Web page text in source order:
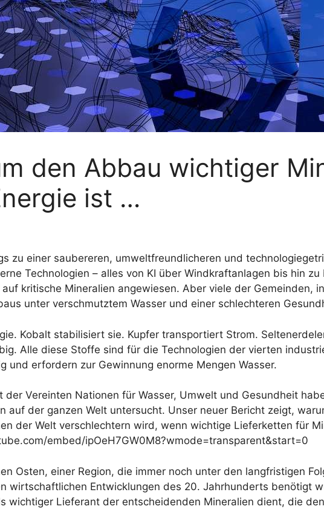
den Abbau wichtiger
ist …
zu einer saubereren, umweltfreundlicheren und
Technologien – alles von KI über Windkraftanlagen bis hin
kritische Mineralien angewiesen. Aber viele der Gemeinden,
unter verschmutztem Wasser und einer schlechteren
Kobalt stabilisiert sie. Kupfer transportiert Strom.
Alle diese Stoffe sind für die Technologien der vierten
und erfordern zur Gewinnung enorme Mengen Wasser.
der Vereinten Nationen für Wasser, Umwelt und Gesundheit
auf der ganzen Welt untersucht. Unser neuer Bericht zeigt,
der Welt verschlechtern wird, wenn wichtige Lieferketten für
embed/ipOeH7GW0M8?wmode=transparent&start=0
Osten, einer Region, die immer noch unter den langfristigen
wirtschaftlichen Entwicklungen des 20. Jahrhunderts benötigt
wichtiger Lieferant der entscheidenden Mineralien dient, die